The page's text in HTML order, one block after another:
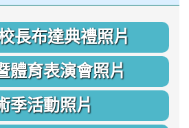
長布達典禮照片
體育表演會照片
季活動照片